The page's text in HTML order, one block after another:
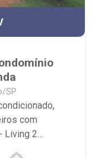
SP
com
Living 2